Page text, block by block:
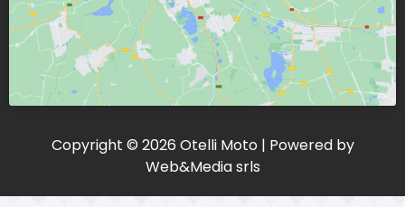
Copyright © 2026 Otelli Moto | Powered by
Web&Media srls